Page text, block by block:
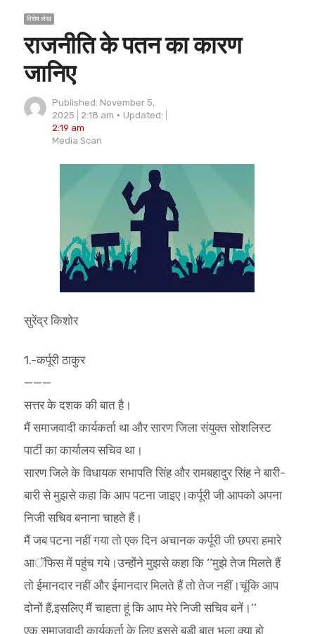
विशेष लेख
राजनीति के पतन का कारण
जानिए
Published: November 5,
2025
2:18 am
Updated:
2:19 am
Author
Media Scan
सुरेंद्र किशोर
1.-कर्पूरी ठाकुर
———
सत्तर के दशक की बात है।
मैं समाजवादी कार्यकर्ता था और सारण जिला संयुक्त सोशलिस्ट
पार्टी का कार्यालय सचिव था।
सारण जिले के विधायक सभापति सिंह और रामबहादुर सिंह ने बारी-
बारी से मुझसे कहा कि आप पटना जाइए।कर्पूरी जी आपको अपना
निजी सचिव बनाना चाहते हैं।
मैं जब पटना नहीं गया तो एक दिन अचानक कर्पूरी जी छपरा हमारे
आॅफिस में पहुंच गये।उन्होंने मुझसे कहा कि ‘‘मुझे तेज मिलते हैं
तो ईमानदार नहीं और ईमानदार मिलते हैं तो तेज नहीं।चूंकि आप
दोनों हैं,इसलिए मैं चाहता हूं कि आप मेरे निजी सचिव बनें।’’
एक समाजवादी कार्यकर्ता के लिए इससे बड़ी बात भला क्या हो